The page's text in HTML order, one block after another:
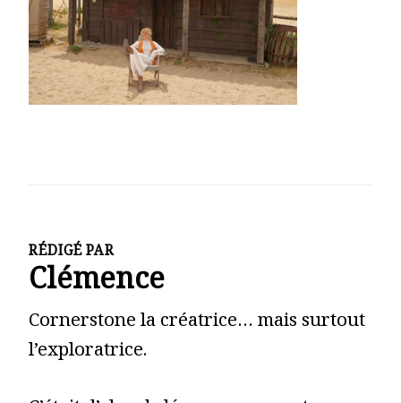
RÉDIGÉ PAR
Clémence
Cornerstone la créatrice… mais surtout
l’exploratrice.